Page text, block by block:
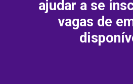
ajudar a se
vagas de